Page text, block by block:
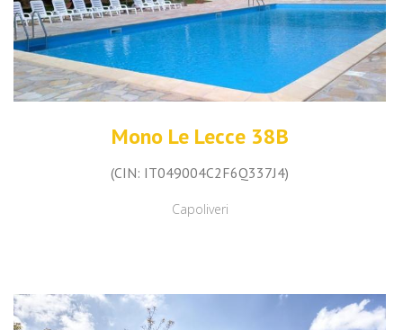
Mono Le Lecce 38B
(CIN: IT049004C2F6Q337J4)
Capoliveri